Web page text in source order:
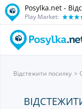
Posylka.net -
Play Market:
Відстежити посилку